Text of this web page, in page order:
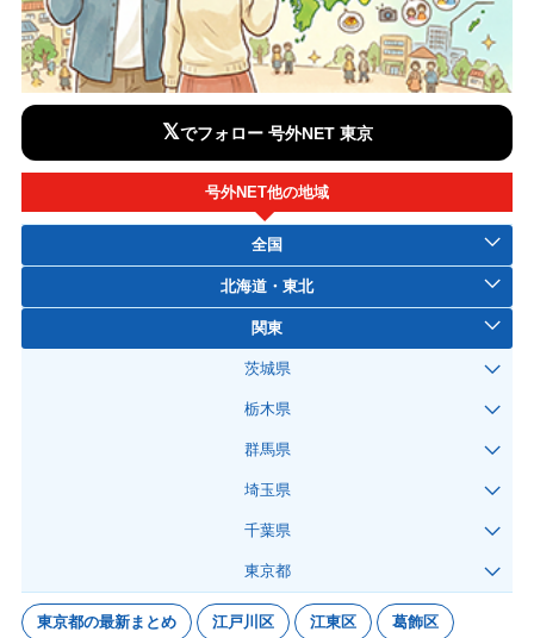
𝕏でフォロー 号外NET 東京
号外NET他の地域
全国
北海道・東北
関東
茨城県
栃木県
群馬県
埼玉県
千葉県
東京都
東京都の最新まとめ 江戸川区 江東区 葛飾区